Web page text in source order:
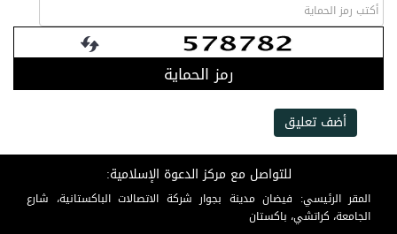
رمز الحماية
أضف تعليق
للتواصل مع مركز الدعوة الإسلامية:
المقر الرئيسي: فيضان مدينة بجوار شركة الاتصالات الباكستانية، شارع
الجامعة، كراتشي، باكستان